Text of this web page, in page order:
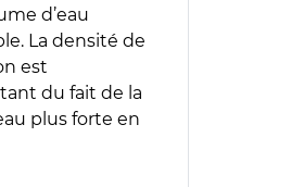
d’eau
La densité de
est
du fait de la
plus forte en